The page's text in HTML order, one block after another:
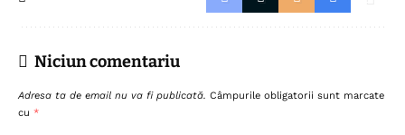
Niciun comentariu
Adresa ta de email nu va fi publicată. Câmpurile obligatorii sunt marcate
cu *